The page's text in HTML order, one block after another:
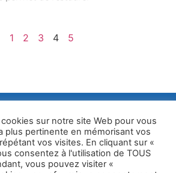
1 2 3 4 5
sur notre site Web pour vous
plus pertinente en mémorisant vos
vos visites. En cliquant sur «
consentez à l'utilisation de TOUS
vous pouvez visiter «